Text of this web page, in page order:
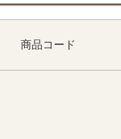
愛知県にて【中古 レデ
ク 半袖モックネックシ
ピージーゴルフ CPG
サイズ違い】 【中古
商品コード